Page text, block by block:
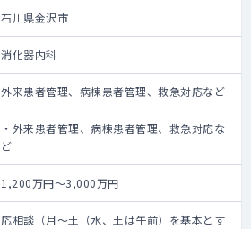
石川県金沢市
消化器内科
外来患者管理、病棟患者管理、救急対応など
・外来患者管理、病棟患者管理、救急対応な
ど
1,200万円～3,000万円
応相談（月～土（水、土は午前）を基本とす